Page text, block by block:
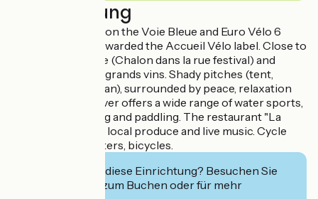
Beschreibung
Campsite located on the Voie Bleue and Euro Vélo 6
cycle routes and awarded the Accueil Vélo label. Close to
Chalon-sur-Saône (Chalon dans la rue festival) and
Beaune route des grands vins. Shady pitches (tent,
caravan, camper van), surrounded by peace, relaxation
and nature. The river offers a wide range of water sports,
including canoeing and paddling. The restaurant "La
guinguette" offers local produce and live music. Cycle
hire: rosalie, scooters, bicycles.
Interessiert Sie diese Einrichtung? Besuchen Sie
deren Website zum Buchen oder für mehr